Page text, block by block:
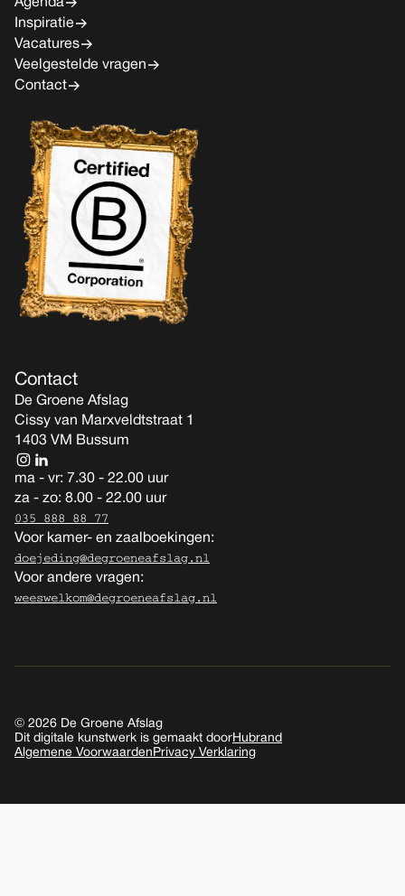
Inspiratie
Vacatures
Veelgestelde vragen
Contact
Contact
De Groene Afslag
Cissy van Marxveldtstraat 1
1403 VM Bussum
ma - vr: 7.30 - 22.00 uur
za - zo: 8.00 - 22.00 uur
035 888 88 77
Voor kamer- en zaalboekingen:
doejeding@degroeneafslag.nl
Voor andere vragen:
weeswelkom@degroeneafslag.nl
© 2026 De Groene Afslag
Dit digitale kunstwerk is gemaakt doorHubrand
Algemene Voorwaarden Privacy Verklaring